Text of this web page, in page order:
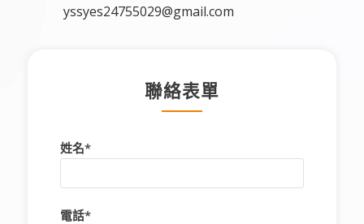
yssyes24755029@gmail.com
聯絡表單
姓名*
電話*